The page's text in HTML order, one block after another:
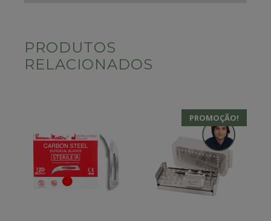
PRODUTOS
RELACIONADOS
PROMOÇÃO!